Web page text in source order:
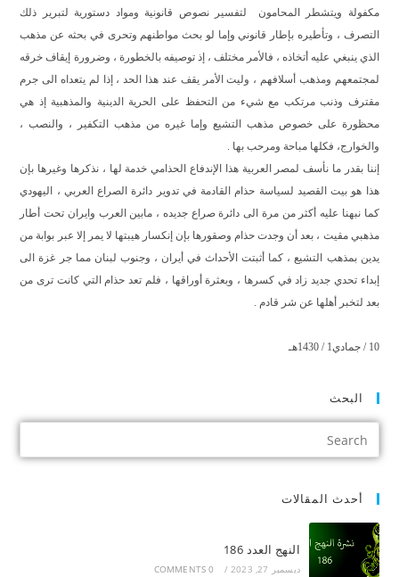
مكفولة ويتشطر المحامون
لتفسير نصوص قانونية ومواد دستورية لتبرير ذلك
التصرف ، وتأطيره بإطار قانوني وإما لو بحث مواطنهم وتحرى في بحثه عن مذهب
الذي ينبغي عليه أتخاذه ، فالأمر مختلف ، إذ توصيفه بالخطورة ، وضرورة إيقاف خرقه
لمجتمعهم ومذهب أسلافهم ، وليت الأمر يقف عند هذا الحد ، إذا لم يتعداه الى جرم
مقترف وذنب مرتكب مع شيء من التحفظ على الحرية الدينية والمذهبية إذ هي
محظورة على خصوص مذهب التشيع وإما غيره من مذهب التكفير ، والنصب ،
والخوارج، فكلها مباحة ومرحب بها .
إننا بقدر ما نأسف لمصر العربية هذا الإندفاع الحذامي خدمة لها ، نذكرها وغيرها بإن
هذا هو بيت القصيد لسياسة حذام القادمة في تدوير دائرة الصراع العربي ، اليهودي
كما نبهنا عليه أكثر من مرة الى دائرة صراع جديده ، مابين العرب وايران تحت أطار
مذهبي مقيت ، بعد أن وجدت حذام وصقورها بإن إنكسار هيبتها لا يمر إلا عبر بوابة من
يدين بمذهب التشيع ، كما أثبتت الأحداث في أيران ، وجنوب لبنان مما جر غزة الى
إبداء تحدي جديد زاد في كسرها ، وبعثرة أوراقها ، فلم تعد حذام التي كانت ترى من
بعد لتخبر أهلها عن شر قادم .
10 / جمادي1 / 1430هـ
البحث
أحدث المقالات
النهج العدد 186
ديسمبر 27, 2023 /
0 COMMENTS